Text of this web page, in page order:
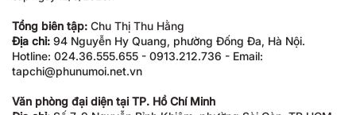
Tổng biên tập: Chu Thị Thu Hằng
Địa chỉ: 94 Nguyễn Hy Quang, phường Đống Đa, Hà Nội.
Hotline: 024.36.555.655 - 0913.212.736 - Email:
tapchi@phunumoi.net.vn
Văn phòng đại diện tại TP. Hồ Chí Minh